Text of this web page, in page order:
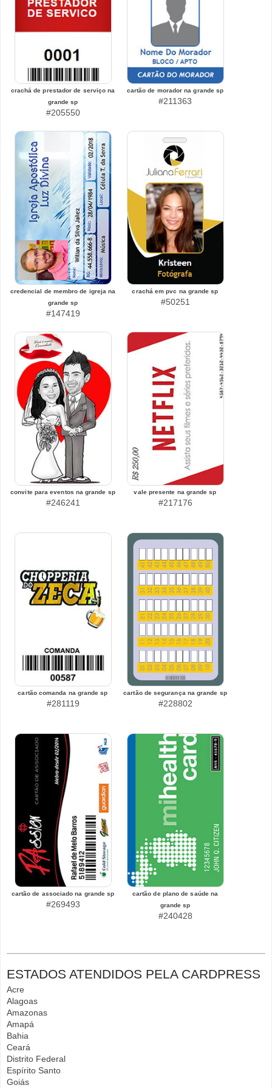
crachá de prestador de serviço na
grande sp
#205550
cartão de morador na grande sp
#211363
credencial de membro de igreja na
grande sp
#147419
crachá em pvc na grande sp
#50251
convite para eventos na grande sp
#246241
vale presente na grande sp
#217176
cartão comanda na grande sp
#281119
cartão de segurança na grande sp
#228802
cartão de associado na grande sp
#269493
cartão de plano de saúde na
grande sp
#240428
ESTADOS ATENDIDOS PELA CARDPRESS
Acre
Alagoas
Amazonas
Amapá
Bahia
Ceará
Distrito Federal
Espírito Santo
Goiás